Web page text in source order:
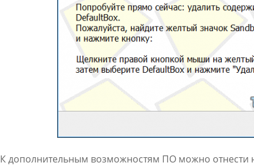
К дополнительным возможностям ПО можно отнести